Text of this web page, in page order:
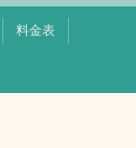
料金表